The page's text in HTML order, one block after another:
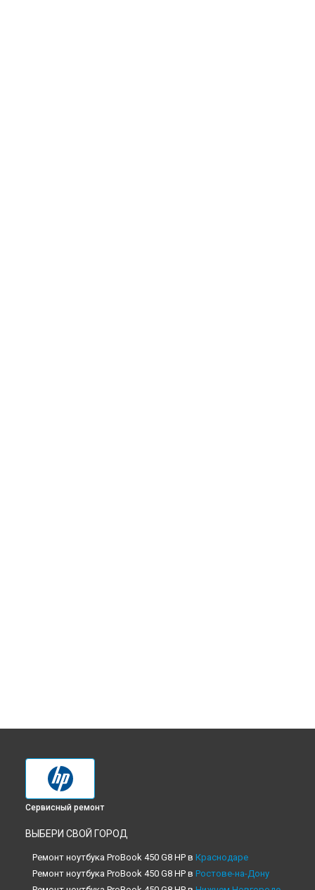
Сервисный ремонт
ВЫБЕРИ СВОЙ ГОРОД
Ремонт ноутбука ProBook 450 G8 HP в Краснодаре
Ремонт ноутбука ProBook 450 G8 HP в Ростове-на-Дону